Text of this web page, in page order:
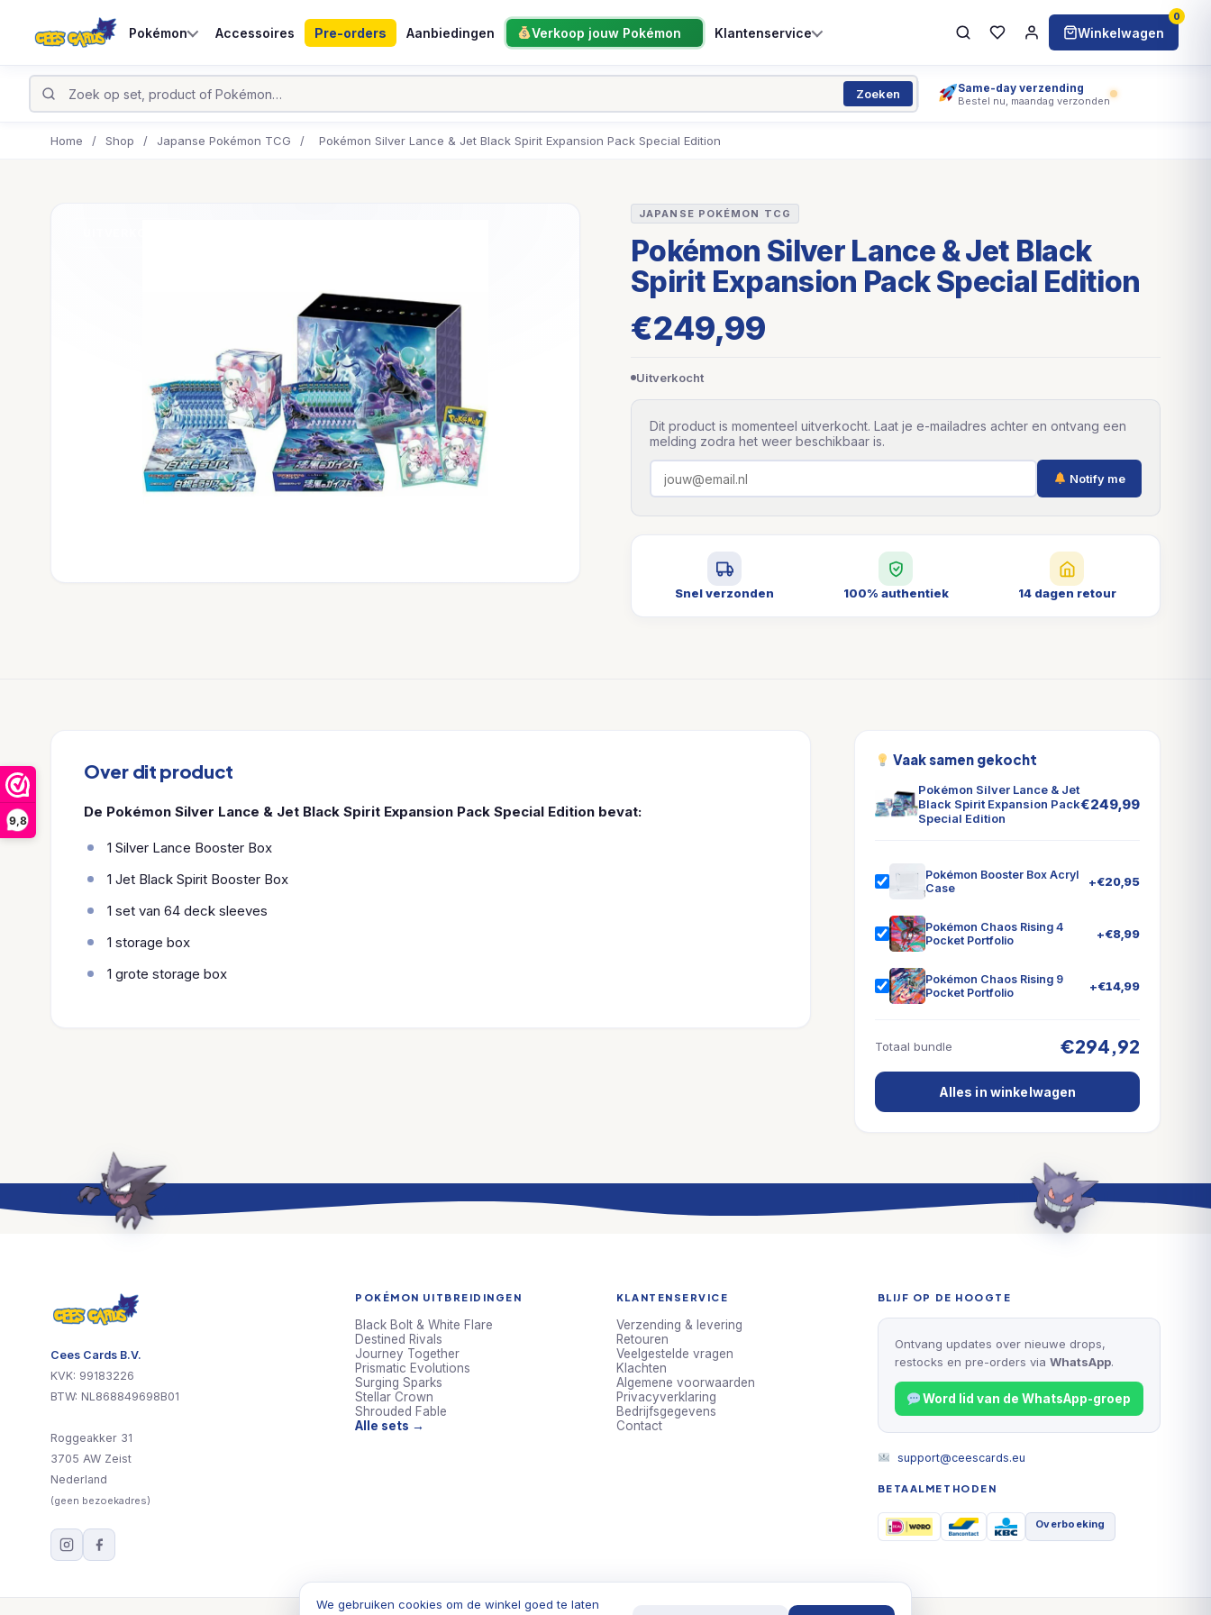
9,8
Pokémon Accessoires Pre-orders Aanbiedingen Verkoop jouw Pokémon Klantenservice Winkelwagen
0
Zoeken Same-day verzending
Bestel nu, maandag verzonden
Home / Shop / Japanse Pokémon TCG / Pokémon Silver Lance & Jet Black Spirit Expansion Pack Special Edition
JAPANSE POKÉMON TCG
Pokémon Silver Lance & Jet Black
Spirit Expansion Pack Special Edition
€249,99
Uitverkocht
Dit product is momenteel uitverkocht. Laat je e-mailadres achter en ontvang een
melding zodra het weer beschikbaar is.
Notify me
Snel verzonden 100% authentiek 14 dagen retour
Over dit product
De Pokémon Silver Lance & Jet Black Spirit Expansion Pack Special Edition bevat:
1 Silver Lance Booster Box
1 Jet Black Spirit Booster Box
1 set van 64 deck sleeves
1 storage box
1 grote storage box
Vaak samen gekocht
Pokémon Silver Lance & Jet
Black Spirit Expansion Pack
Special Edition
€249,99
Pokémon Booster Box Acryl
Case
+€20,95
Pokémon Chaos Rising 4
Pocket Portfolio
+€8,99
Pokémon Chaos Rising 9
Pocket Portfolio
+€14,99
Totaal bundle €294,92
Alles in winkelwagen
Cees Cards B.V.
KVK: 99183226
BTW: NL868849698B01
Roggeakker 31
3705 AW Zeist
Nederland
(geen bezoekadres)
POKÉMON UITBREIDINGEN
Black Bolt & White Flare
Destined Rivals
Journey Together
Prismatic Evolutions
Surging Sparks
Stellar Crown
Shrouded Fable
Alle sets →
KLANTENSERVICE
Verzending & levering
Retouren
Veelgestelde vragen
Klachten
Algemene voorwaarden
Privacyverklaring
Bedrijfsgegevens
Contact
BLIJF OP DE HOOGTE
Ontvang updates over nieuwe drops,
restocks en pre-orders via WhatsApp.
Word lid van de WhatsApp-groep
support@ceescards.eu
BETAALMETHODEN
Overboeking
We gebruiken cookies om de winkel goed te laten